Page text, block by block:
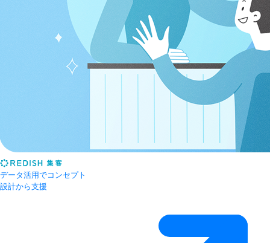
データ活用でコンセプト
設計から支援